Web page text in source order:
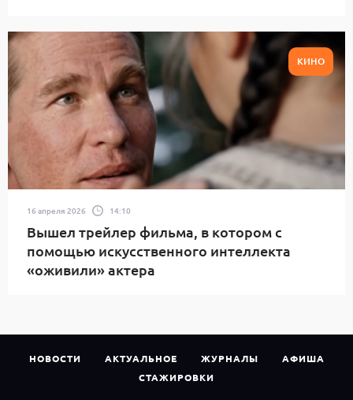
КИНО
16 апреля 2026 14:10
Вышел трейлер фильма, в котором с
помощью искусственного интеллекта
«оживили» актера
НОВОСТИ АКТУАЛЬНОЕ ЖУРНАЛЫ
АФИША
СТАЖИРОВКИ